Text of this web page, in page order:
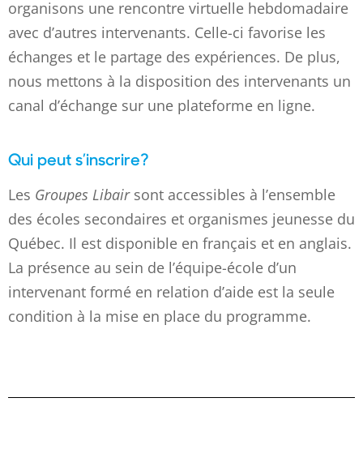
organisons une rencontre virtuelle hebdomadaire
avec d’autres intervenants. Celle-ci favorise les
échanges et le partage des expériences. De plus,
nous mettons à la disposition des intervenants un
canal d’échange sur une plateforme en ligne.
Qui peut s’inscrire?
Les Groupes Libairsont accessibles à l’ensemble
des écoles secondaires et organismes jeunesse du
Québec. Il est disponible en français et en anglais.
La présence au sein de l’équipe-école d’un
intervenant formé en relation d’aide est la seule
condition à la mise en place du programme.